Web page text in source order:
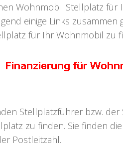
Wohnmobil Stellplatz für
einige Links
für Ihr Wohnmobil zu
Stellplatzführer bzw.
zu finden. Sie finden
Postleitzahl.